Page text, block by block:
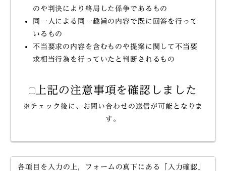
のや判決により終局した係争であるもの
同一人による同一趣旨の内容で既に回答を行って
いるもの
不当要求の内容を含むものや提案に関して不当要
求相当行為を行っていたと判断されるもの
上記の注意事項を確認しました
※チェック後に、お問い合わせの送信が可能となりま
す。
各項目を入力の上，フォームの真下にある「入力確認」